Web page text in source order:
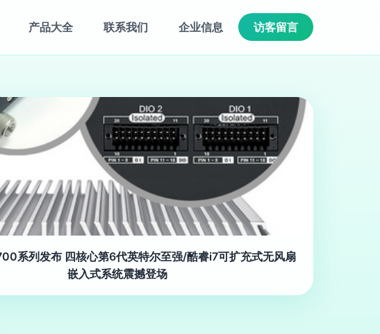
产品大全 联系我们 企业信息 访客留言
系列发布 四核心第6代英特尔至强/酷睿i7可扩充式无风扇
嵌入式系统震撼登场